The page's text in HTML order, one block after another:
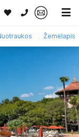
0 700 11007
Kruizai
Žemėlapis